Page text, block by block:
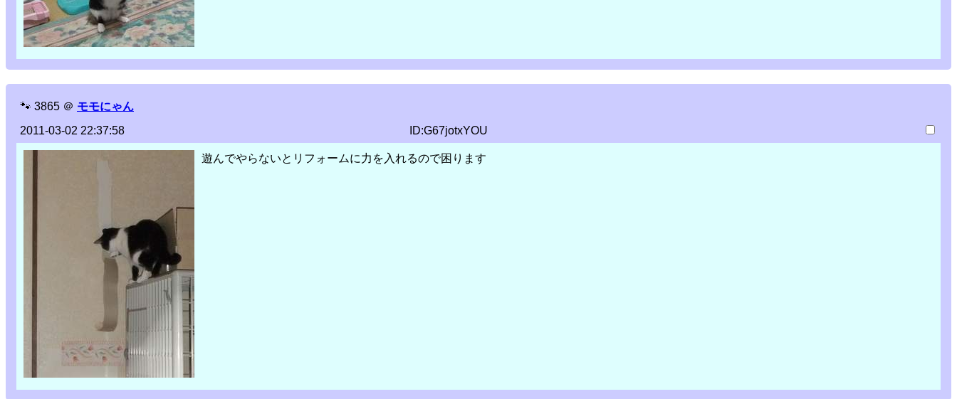
🐾 3865 ＠ モモにゃん
2011-03-02 22:37:58
ID:G67jotxYOU
遊んでやらないとリフォームに力を入れるので困ります